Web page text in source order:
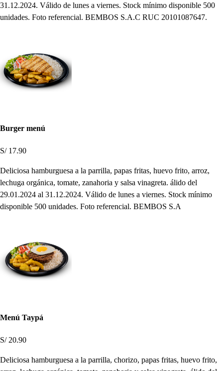
31.12.2024. Válido de lunes a viernes. Stock mínimo disponible 500
unidades. Foto referencial. BEMBOS S.A.C RUC 20101087647.
Burger menú
S/ 17.90
Deliciosa hamburguesa a la parrilla, papas fritas, huevo frito, arroz,
lechuga orgánica, tomate, zanahoria y salsa vinagreta. álido del
29.01.2024 al 31.12.2024. Válido de lunes a viernes. Stock mínimo
disponible 500 unidades. Foto referencial. BEMBOS S.A
Menú Taypá
S/ 20.90
Deliciosa hamburguesa a la parrilla, chorizo, papas fritas, huevo frito,